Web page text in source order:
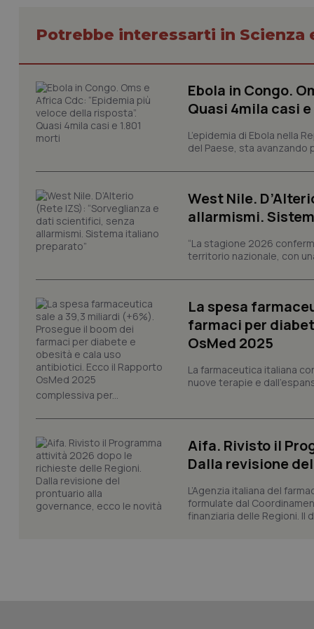
Potrebbe interessarti in Scienza
Ebola in Congo.
Quasi 4mila casi
L’epidemia di Ebola nella
del Paese, sta avanzando
West Nile.
allarmismi.
“La stagione 2026
territorio nazionale, con
La spesa
farmaci per
OsMed 2025
La farmaceutica italiana
nuove terapie e
complessiva per...
Aifa. Rivisto il
Dalla revisione
L’Agenzia italiana del
formulate dal
finanziaria delle Regioni. Il
session-id
_ga
_ga_KM60CM4NPH
Nome
VISITOR_INFO1_LIVE